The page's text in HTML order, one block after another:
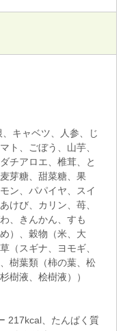
キャベツ、人参、じ
ト、ごぼう、山芋、
チアロエ、椎茸、と
芽糖、甜菜糖、果
ン、パパイヤ、スイ
けび、カリン、苺、
、きんかん、すも
）、穀物（米、大
（スギナ、ヨモギ、
樹葉類（柿の葉、松
樹液、桧樹液））
217kcal、たんぱく質